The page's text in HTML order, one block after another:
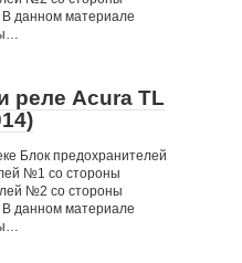
данном материале
реле Acura TL
Блок предохранителей
№1 со стороны
№2 со стороны
данном материале